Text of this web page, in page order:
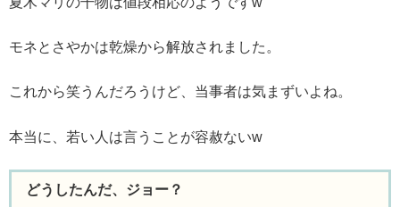
モネとさやかは乾燥から解放されました。
これから笑うんだろうけど、当事者は気まずいよね。
本当に、若い人は言うことが容赦ないw
どうしたんだ、ジョー？